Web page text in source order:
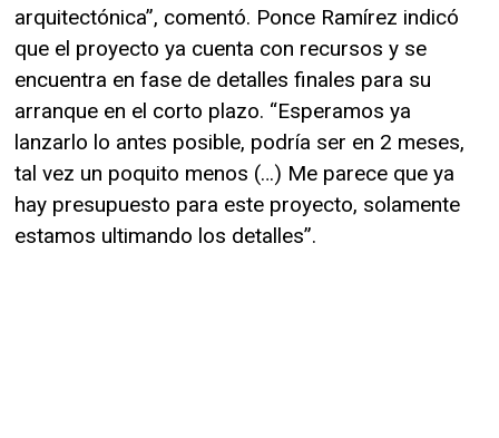
arquitectónica”, comentó. Ponce Ramírez indicó
que el proyecto ya cuenta con recursos y se
encuentra en fase de detalles finales para su
arranque en el corto plazo. “Esperamos ya
lanzarlo lo antes posible, podría ser en 2 meses,
tal vez un poquito menos (…) Me parece que ya
hay presupuesto para este proyecto, solamente
estamos ultimando los detalles”.